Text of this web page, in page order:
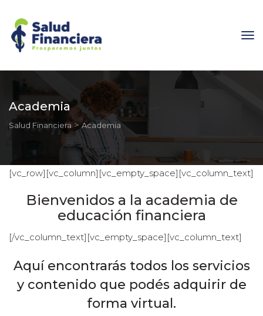
Academia
Salud Financiera > Academia
[vc_row][vc_column][vc_empty_space][vc_column_text]
Bienvenidos a la academia de
educación financiera
[/vc_column_text][vc_empty_space][vc_column_text]
Aquí encontrarás todos los servicios
y contenido que podés adquirir de
forma virtual.